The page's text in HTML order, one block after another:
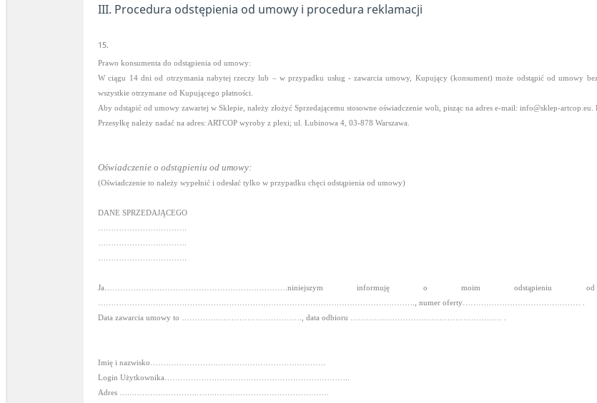
III. Procedura odstępienia od umowy i procedura reklamacji
15.
Prawo konsumenta do odstąpienia od umowy:
W ciągu 14 dni od otrzymania nabytej rzeczy lub – w przypadku usług - zawarcia umowy, Kupujący (konsument) może odstąpić od umowy
wszystkie otrzymane od Kupującego płatności.
Aby odstąpić od umowy zawartej w Sklepie, należy złożyć Sprzedającemu stosowne oświadczenie woli, pisząc na adres e-mail: info@sklep-
Przesyłkę należy nadać na adres: ARTCOP wyroby z plexi; ul. Łubinowa 4, 03-878 Warszawa.
Oświadczenie o odstąpieniu od umowy:
(Oświadczenie to należy wypełnić i odesłać tylko w przypadku chęci odstąpienia od umowy)
DANE SPRZEDAJĄCEGO
…………………………….
…………………………….
…………………………….
Ja…………………………………………………………….niniejszym informuję o moim odstąpieniu od
…………………………………………………………………………………………………………., numer oferty……………………………………… .
Data zawarcia umowy to ………………………………………., data odbioru ……………………………………………….… .
Imię i nazwisko………………………………………………………….
Login Użytkownika……………………………………………………………..
Adres …..…………………….……..…………………………………….